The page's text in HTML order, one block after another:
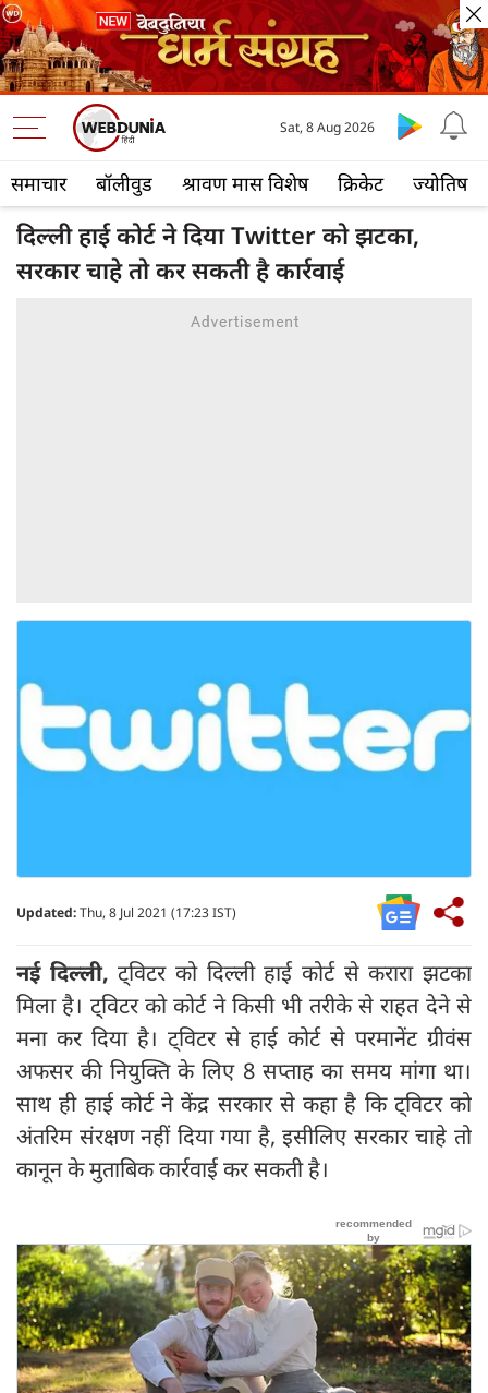
समाचार बॉलीवुड श्रावण मास विशेष क्रिकेट ज्योतिष
Sat, 8 Aug 2026
दिल्ली हाई कोर्ट ने दिया Twitter को झटका,
सरकार चाहे तो कर सकती है कार्रवाई
Updated:Thu, 8 Jul 2021 (17:23 IST)
नई दिल्ली, ट्विटर को दिल्ली हाई कोर्ट से करारा झटका
मिला है। ट्विटर को कोर्ट ने किसी भी तरीके से राहत देने से
मना कर दिया है। ट्विटर से हाई कोर्ट से परमानेंट ग्रीवंस
अफसर की नियुक्ति के लिए 8 सप्ताह का समय मांगा था।
साथ ही हाई कोर्ट ने केंद्र सरकार से कहा है कि ट्वि‍टर को
अंतरिम संरक्षण नहीं दिया गया है, इसीलिए सरकार चाहे तो
कानून के मुताबिक कार्रवाई कर सकती है।